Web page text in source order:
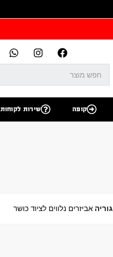
קופה שירות לקוחות
אביזרים נלווים לציוד כושר